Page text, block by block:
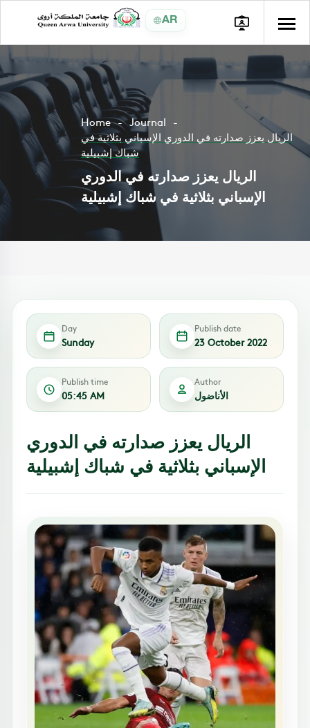
AR
Home
Journal
الريال يعزز صدارته في الدوري الإسباني بثلاثية في
شباك إشبيلية
الريال يعزز صدارته في الدوري
الإسباني بثلاثية في شباك إشبيلية
Day
Sunday
Publish date
23 October 2022
Publish time
05:45 AM
Author
الأناضول
الريال يعزز صدارته في الدوري
الإسباني بثلاثية في شباك إشبيلية